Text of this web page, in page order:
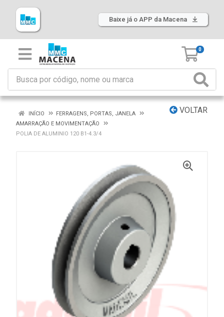
Baixe já o APP da Macena
0
VOLTAR
INÍCIO
FERRAGENS, PORTAS, JANELA
AMARRAÇÃO E MOVIMENTAÇÃO
POLIA DE ALUMINIO 120 B1-4.3/4